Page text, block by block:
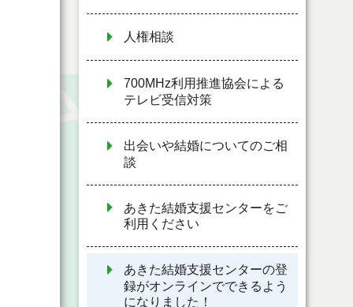
人権相談
700MHz利用推進協会による
テレビ受信対策
出会いや結婚についてのご相
談
あきた結婚支援センターをご
利用ください
あきた結婚支援センターの登
録がオンラインでできるよう
になりました！